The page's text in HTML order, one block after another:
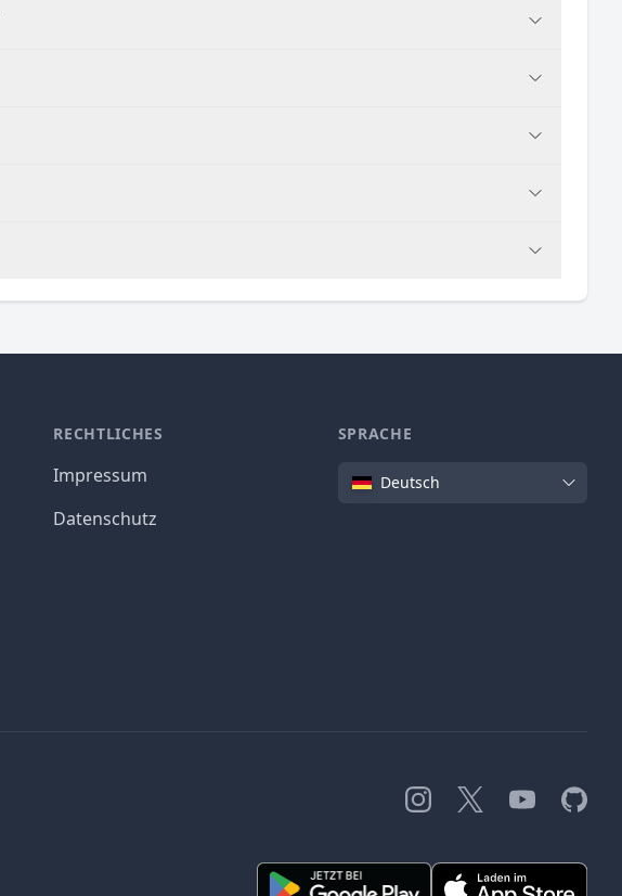
RECHTLICHES
Impressum
Datenschutz
SPRACHE
SpracheDeutsch
Instagram
X YouTubeGitHub